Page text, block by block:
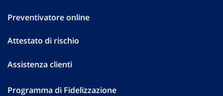
Preventivatore online
Attestato di rischio
Assistenza clienti
Programma di Fidelizzazione